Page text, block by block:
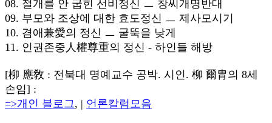
08. 절개를 안 굽힌 선비정신 ㅡ 창씨개명반대
09. 부모와 조상에 대한 효도정신 ㅡ 제사모시기
10. 겸애兼愛의 정신 ㅡ 굴뚝을 낮게
11. 인권존중人權尊重의 정신 - 하인들 해방
[柳 應敎 : 전북대 명예교수 공박. 시인. 柳 爾胄의 8세
손임] :
=>개인 블로그 , | 언론칼럼모음